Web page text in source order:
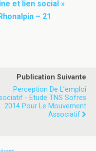
et lien social »
– 21
Publication Suivante
Perception De L’emploi
- Etude TNS Sofres
2014 Pour Le Mouvement
Associatif